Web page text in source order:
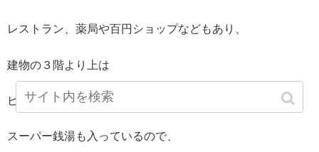
レストラン、薬局や百円ショップなどもあり、
建物の３階より上は
ビジネスホテルになっています。
スーパー銭湯も入っているので、